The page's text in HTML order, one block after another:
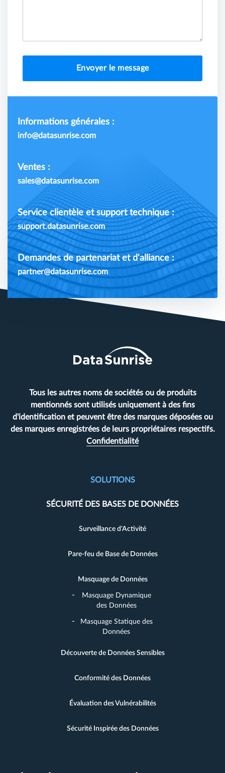
Envoyer le message
Informations générales :
info@datasunrise.com
Ventes :
sales@datasunrise.com
Service clientèle et support technique :
support.datasunrise.com
Demandes de partenariat et d'alliance :
partner@datasunrise.com
Tous les autres noms de sociétés ou de produits
mentionnés sont utilisés uniquement à des fins
d'identification et peuvent être des marques déposées ou
des marques enregistrées de leurs propriétaires respectifs.
Confidentialité
SOLUTIONS
SÉCURITÉ DES BASES DE DONNÉES
Surveillance d'Activité
Pare-feu de Base de Données
Masquage de Données
Masquage Dynamique
des Données
Masquage Statique des
Données
Découverte de Données Sensibles
Conformité des Données
Évaluation des Vulnérabilités
Sécurité Inspirée des Données